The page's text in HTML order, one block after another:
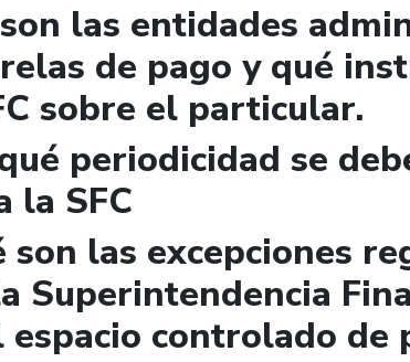
las entidades
de pago y qué
sobre el particular.
periodicidad se
la SFC
son las excepciones
Superintendencia
espacio controlado de